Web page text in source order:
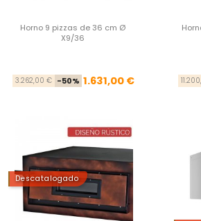
Horno 9 pizzas de 36 cm Ø
X9/36
Precio base
3.262,00 € -50% Precio
1.631,00 €
Descatalogado